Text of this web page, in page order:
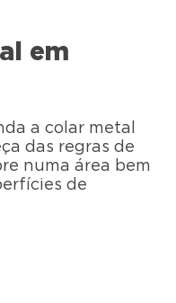
em
a colar metal
das regras de
numa área bem
de